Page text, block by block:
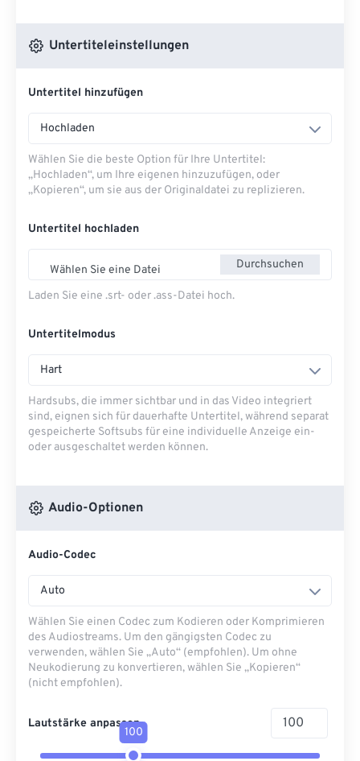
Untertiteleinstellungen
Untertitel hinzufügen
Hochladen
Wählen Sie die beste Option für Ihre Untertitel:
„Hochladen“, um Ihre eigenen hinzuzufügen, oder
„Kopieren“, um sie aus der Originaldatei zu replizieren.
Untertitel hochladen
Wählen Sie eine Datei Durchsuchen
Laden Sie eine .srt- oder .ass-Datei hoch.
Untertitelmodus
Hart
Hardsubs, die immer sichtbar und in das Video integriert
sind, eignen sich für dauerhafte Untertitel, während separat
gespeicherte Softsubs für eine individuelle Anzeige ein-
oder ausgeschaltet werden können.
Audio-Optionen
Audio-Codec
Auto
Wählen Sie einen Codec zum Kodieren oder Komprimieren
des Audiostreams. Um den gängigsten Codec zu
verwenden, wählen Sie „Auto“ (empfohlen). Um ohne
Neukodierung zu konvertieren, wählen Sie „Kopieren“
(nicht empfohlen).
Lautstärke anpassen
100